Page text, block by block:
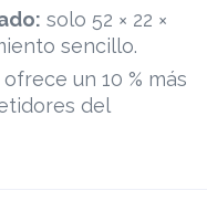
solo 52 × 22 ×
sencillo.
ofrece un 10 % más
del